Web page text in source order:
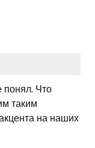
понял. Что
таким
на наших